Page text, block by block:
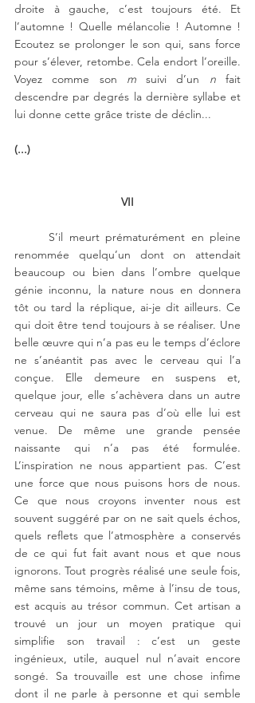
droite à gauche, c’est toujours été. Et
l’automne ! Quelle mélancolie ! Automne !
Ecoutez se prolonger le son qui, sans force
pour s’élever, retombe. Cela endort l’oreille.
Voyez comme son m suivi d’un n fait
descendre par degrés la dernière syllabe et
lui donne cette grâce triste de déclin...
(...)
VII
S’il meurt prématurément en pleine
renommée quelqu’un dont on attendait
beaucoup ou bien dans l’ombre quelque
génie inconnu, la nature nous en donnera
tôt ou tard la réplique, ai-je dit ailleurs. Ce
qui doit être tend toujours à se réaliser. Une
belle œuvre qui n’a pas eu le temps d’éclore
ne s’anéantit pas avec le cerveau qui l’a
conçue. Elle demeure en suspens et,
quelque jour, elle s’achèvera dans un autre
cerveau qui ne saura pas d’où elle lui est
venue. De même une grande pensée
naissante qui n’a pas été formulée.
L’inspiration ne nous appartient pas. C’est
une force que nous puisons hors de nous.
Ce que nous croyons inventer nous est
souvent suggéré par on ne sait quels échos,
quels reflets que l’atmosphère a conservés
de ce qui fut fait avant nous et que nous
ignorons. Tout progrès réalisé une seule fois,
même sans témoins, même à l’insu de tous,
est acquis au trésor commun. Cet artisan a
trouvé un jour un moyen pratique qui
simplifie son travail : c’est un geste
ingénieux, utile, auquel nul n’avait encore
songé. Sa trouvaille est une chose infime
dont il ne parle à personne et qui semble